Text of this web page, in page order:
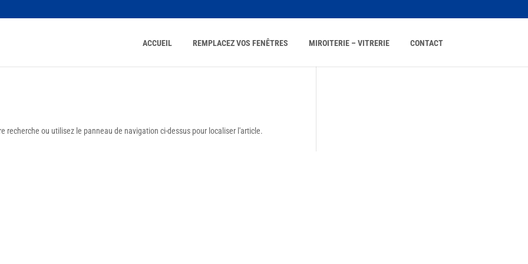
ACCUEIL REMPLACEZ VOS FENÊTRES MIROITERIE – VITRERIE CONTACT
recherche ou utilisez le panneau de navigation ci-dessus pour localiser l'article.